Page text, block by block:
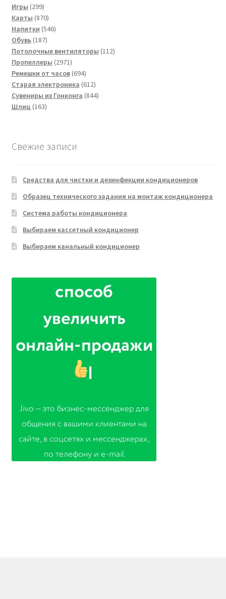
Игры 299299
товаров
Карты 870870
товаров
Напитки 546546
Обувь 187187
товаров
Потолочные вентиляторы 112112
Пропеллеры 29712971
товар
Ремешки от часов 694694
товара
Старая электроника 612612
товаров
Сувениры из Гонконга 844844
Шлиц 163163
Свежие записи
Средства для чистки и дезинфекции кондиционеров
Образец технического задания на монтаж кондиционера
Система работы кондиционера
Выбираем кассетный кондиционер
Выбираем канальный кондиционер